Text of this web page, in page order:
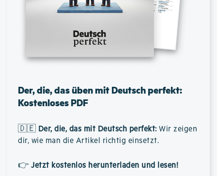
Der, die, das üben mit Deutsch perfekt:
Kostenloses PDF
🇩🇪 Der, die, das mit Deutsch perfekt: Wir zeigen
dir, wie man die Artikel richtig einsetzt.
👉 Jetzt kostenlos herunterladen und lesen!